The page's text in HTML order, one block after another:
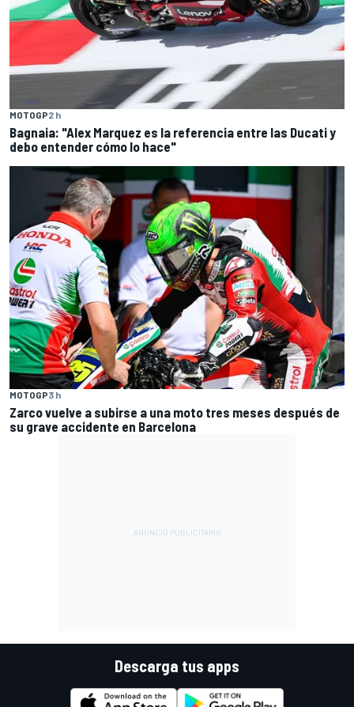
MOTOGP2 h
Bagnaia: "Alex Marquez es la referencia entre las Ducati y
debo entender cómo lo hace"
MOTOGP3 h
Zarco vuelve a subirse a una moto tres meses después de
su grave accidente en Barcelona
Descarga tus apps